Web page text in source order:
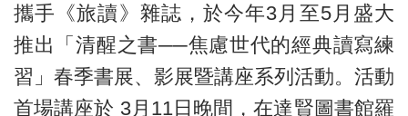
攜手《旅讀》雜誌，於今年3月至5月盛大
推出「清醒之書──焦慮世代的經典讀寫練
習」春季書展、影展暨講座系列活動。活動
首場講座於 3月11日晚間，在達賢圖書館羅